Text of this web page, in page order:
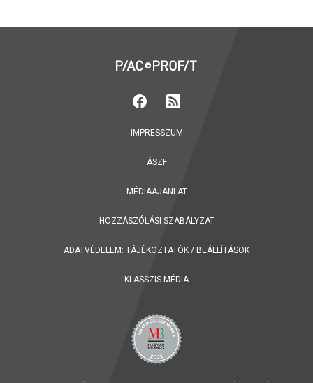
IMPRESSZUM
ÁSZF
MÉDIAAJÁNLAT
HOZZÁSZÓLÁSI SZABÁLYZAT
ADATVÉDELEM: TÁJÉKOZTATÓK / BEÁLLÍTÁSOK
KLASSZIS MÉDIA